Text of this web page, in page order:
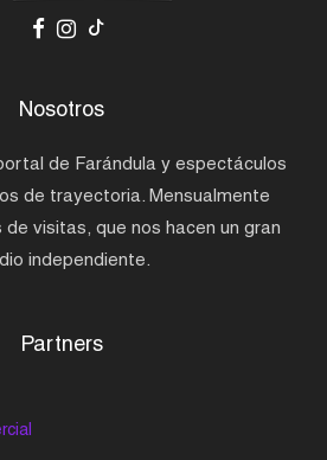
Nosotros
de Farándula y espectáculos
de trayectoria. Mensualmente
de visitas, que nos hacen un gran
independiente.
Partners